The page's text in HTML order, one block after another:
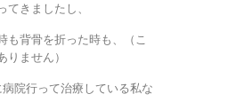
きましたし、
も背骨を折った時も、（こ
ません）
院行って治療している私な